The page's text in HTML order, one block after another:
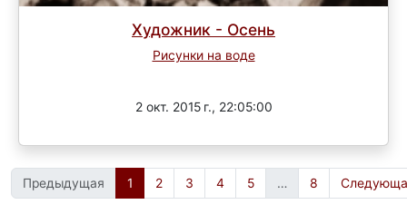
Художник - Осень
Рисунки на воде
2 окт. 2015 г., 22:05:00
Предыдущая 1 2 3 4 5 … 8